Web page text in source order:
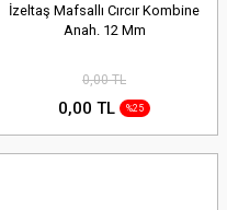
İzeltaş Mafsallı Cırcır Kombine
Anah. 12 Mm
0,00 TL
0,00 TL %25